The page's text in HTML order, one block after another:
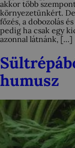
akkor több
környezetünkért.
főzés, a dobozolás
pedig ha csak egy
azonnal látnánk, […]
humusz